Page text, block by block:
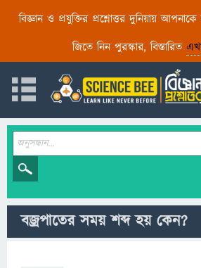
বিজ্ঞান ও প্রযুক্তির প্রশ্নোত্তর দুনিয়ায় আপনাকে
জিতে নিন পুরস্কার, বিস্তারিত
বজ্রপাতের সময় শব্দ হয় কেন?